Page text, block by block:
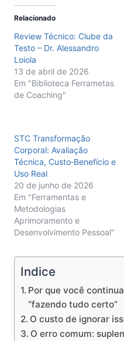
Relacionado
Review Técnico: Clube da
Testo – Dr. Alessandro
Loiola
13 de abril de 2026
Em "Biblioteca Ferrametas
de Coaching"
STC Transformação
Corporal: Avaliação
Técnica, Custo‑Benefício e
Uso Real
20 de junho de 2026
Em "Ferramentas e
Metodologias
Aprimoramento e
Desenvolvimento Pessoal"
Indice
Por que você
“fazendo tudo certo”
O custo de ignorar
O erro comum: